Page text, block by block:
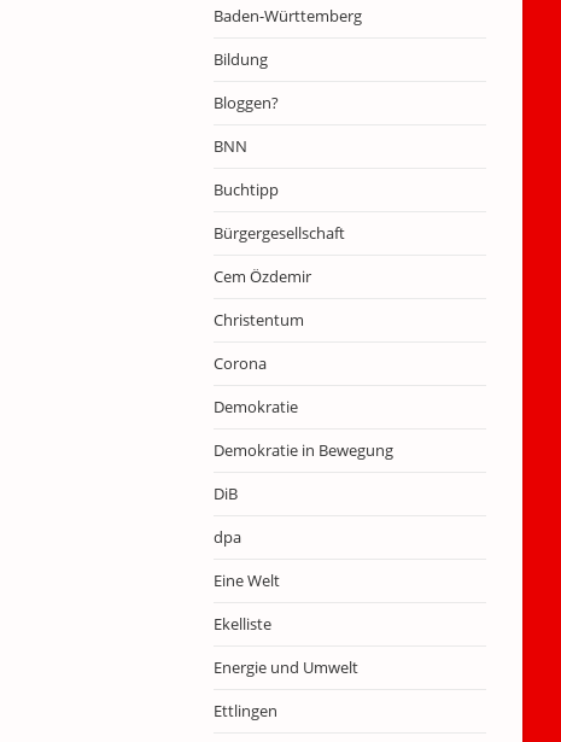
Baden-Württemberg
Bildung
Bloggen?
BNN
Buchtipp
Bürgergesellschaft
Cem Özdemir
Christentum
Corona
Demokratie
Demokratie in Bewegung
DiB
dpa
Eine Welt
Ekelliste
Energie und Umwelt
Ettlingen